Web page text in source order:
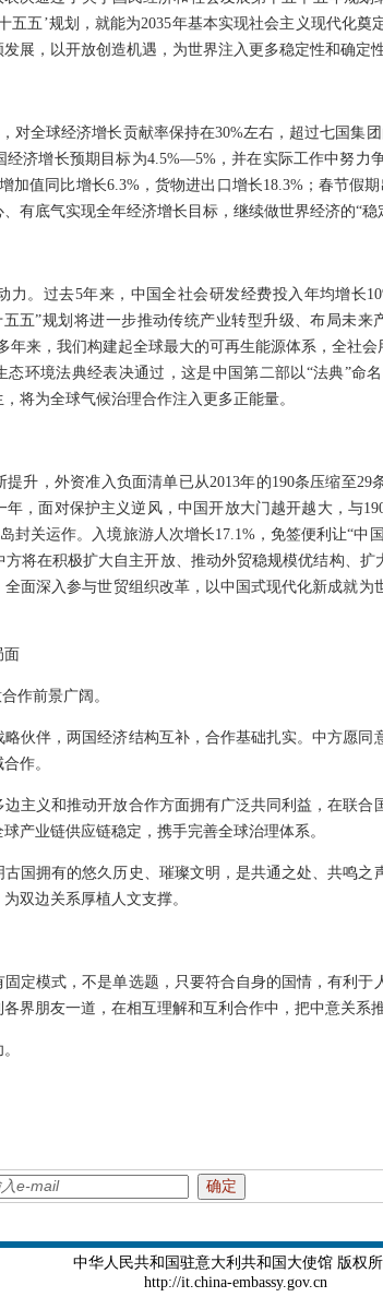
五五’规划，就能为2035年基本实现社会主义现代化奠
展，以开放创造机遇，为世界注入更多稳定性和确定性
对全球经济增长贡献率保持在30%左右，超过七国集
经济增长预期目标为4.5%—5%，并在实际工作中努力
加值同比增长6.3%，货物进出口增长18.3%；春节假
有底气实现全年经济增长目标，继续做世界经济的“稳
力。过去5年来，中国全社会研发经费投入年均增长
五”规划将进一步推动传统产业转型升级、布局未
年来，我们构建起全球最大的可再生能源体系，全社
态环境法典经表决通过，这是中国第二部以“法典”命
将为全球气候治理合作注入更多正能量。
升，外资准入负面清单已从2013年的190条压缩至
，面对保护主义逆风，中国开放大门越开越大，与
封关运作。入境旅游人次增长17.1%，免签便利让“中
将在积极扩大自主开放、推动外贸稳规模优结构、
面深入参与世贸组织改革，以中国式现代化新成就
面
作前景广阔。
伙伴，两国经济结构互补，合作基础扎实。中方愿
作。
主义和推动开放合作方面拥有广泛共同利益，在联
产业链供应链稳定，携手完善全球治理体系。
国拥有的悠久历史、璀璨文明，是共通之处、共鸣
双边关系厚植人文支撑。
定模式，不是单选题，只要符合自身的国情，有利
界朋友一道，在相互理解和互利合作中，把中意关系
中华人民共和国驻意大利共和国大使馆 版权
http://it.china-embassy.gov.cn